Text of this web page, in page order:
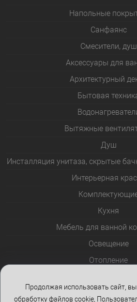
Напольные
Санфаянс
Смесители, душ
Аксессуары для
Архитектурный
Бытовая
Вытяжные
Душ
Инсталляция унитаза, скрытые
Интерьерная
Кухня
Мебель для ванной
Освещение
Отопление
Розетки и
Продолжая использовать сайт,
обработку файлов cookie,